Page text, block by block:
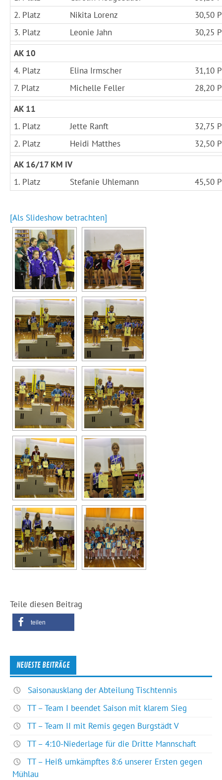
2. Platz
Nikita Lorenz
30,50
3. Platz
Leonie Jahn
30,25
AK 10
4. Platz
Elina Irmscher
31,10
7. Platz
Michelle Feller
28,20
AK 11
1. Platz
Jette Ranft
32,75
2. Platz
Heidi Matthes
32,50
AK 16/17 KM IV
1. Platz
Stefanie Uhlemann 45,50
[Als Slideshow betrachten]
Teile diesen Beitrag
teilen
NEUESTE BEITRÄGE
Saisonausklang der Abteilung Tischtennis
TT – Team I beendet Saison mit klarem Sieg
TT – Team II mit Remis gegen Burgstädt V
TT – 4:10-Niederlage für die Dritte Mannschaft
TT – Heiß umkämpftes 8:6 unserer Ersten gegen
Mühlau